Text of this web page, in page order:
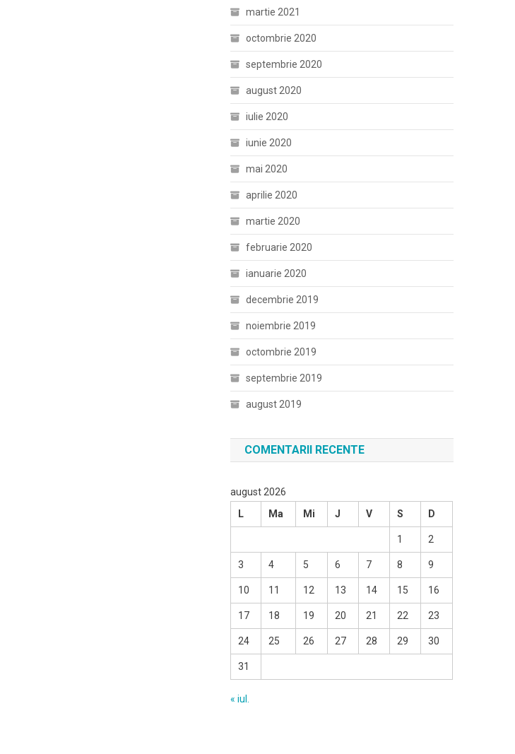
martie 2021
octombrie 2020
septembrie 2020
august 2020
iulie 2020
iunie 2020
mai 2020
aprilie 2020
martie 2020
februarie 2020
ianuarie 2020
decembrie 2019
noiembrie 2019
octombrie 2019
septembrie 2019
august 2019
COMENTARII RECENTE
august 2026
L
Ma Mi J V S D
1 2
3 4 5 6 7 8 9
10 11 12 13 14 15 16
17 18 19 20 21 22 23
24 25 26 27 28 29 30
31
« iul.